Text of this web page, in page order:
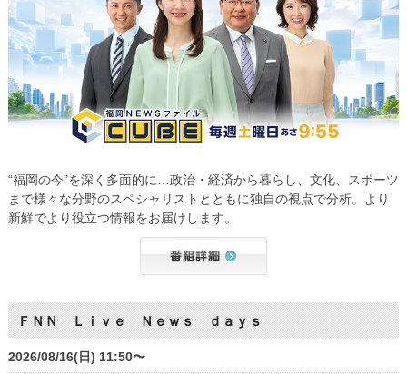
“福岡の今”を深く多面的に…政治・経済から暮らし、文化、スポーツ
まで様々な分野のスペシャリストとともに独自の視点で分析。より
新鮮でより役立つ情報をお届けします。
ＦＮＮ Ｌｉｖｅ Ｎｅｗｓ ｄａｙｓ
2026/08/16(日) 11:50〜